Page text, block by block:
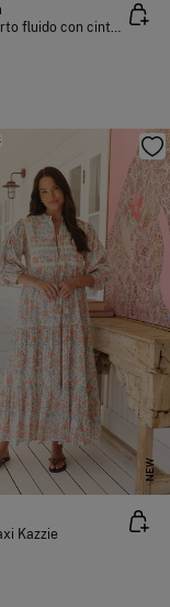
Vestido corto fluido con cintura drapeada
NEW
Kazzie